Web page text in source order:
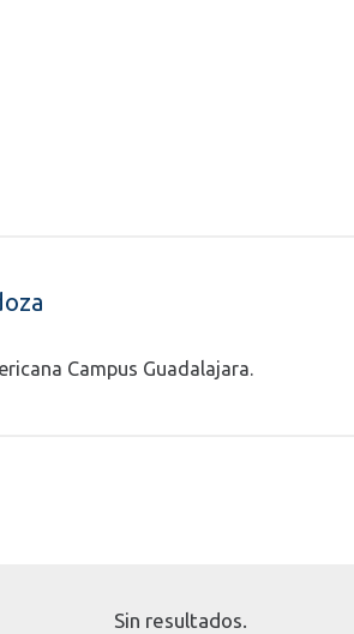
Campus Guadalajara.
Sin resultados.